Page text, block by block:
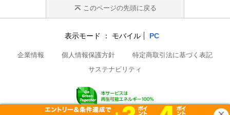
このページの先頭に戻る
表示モード モバイル PC
企業情報 個人情報保護方針
特定商取引法に基づく表記
サステナビリティ